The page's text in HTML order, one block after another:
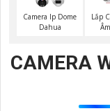
Camera Ip Dome
Dahua
Lắp
CAMERA